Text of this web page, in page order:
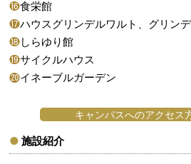
⓰食栄館
⓱ハウスグリンデルワルト、グリン
⓲しらゆり館
⓳サイクルハウス
⓴イネーブルガーデン
キャンパスへのアクセス
施設紹介